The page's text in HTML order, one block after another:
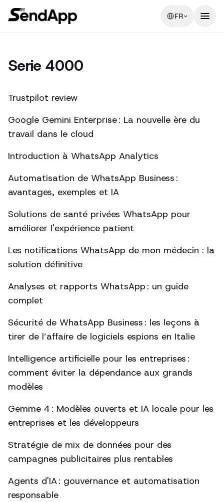
FR
Serie 4000
Trustpilot review
Google Gemini Enterprise : La nouvelle ère du
travail dans le cloud
Introduction à WhatsApp Analytics
Automatisation de WhatsApp Business :
avantages, exemples et IA
Solutions de santé privées WhatsApp pour
améliorer l'expérience patient
Les notifications WhatsApp de mon médecin : la
solution définitive
Analyses et rapports WhatsApp : un guide
complet
Sécurité de WhatsApp Business : les leçons à
tirer de l’affaire de logiciels espions en Italie
Intelligence artificielle pour les entreprises :
comment éviter la dépendance aux grands
modèles
Gemme 4 : Modèles ouverts et IA locale pour les
entreprises et les développeurs
Stratégie de mix de données pour des
campagnes publicitaires plus rentables
Agents d'IA : gouvernance et automatisation
responsable